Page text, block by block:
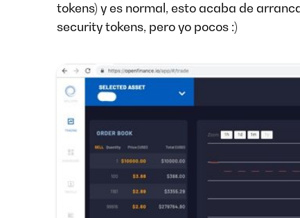
tokens) y es normal, esto acaba de
security tokens, pero yo pocos :)